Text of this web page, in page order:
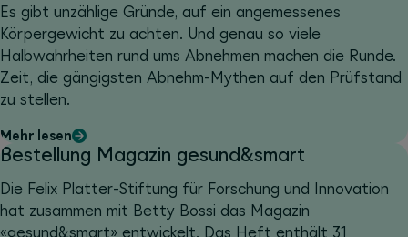
Es gibt unzählige Gründe, auf ein angemessenes
Körpergewicht zu achten. Und genau so viele
Halbwahrheiten rund ums Abnehmen machen die Runde.
Zeit, die gängigsten Abnehm-Mythen auf den Prüfstand
zu stellen.
Mehr lesen
Bestellung Magazin gesund&smart
Die Felix Platter-Stiftung für Forschung und Innovation
hat zusammen mit Betty Bossi das Magazin
«gesund&smart» entwickelt. Das Heft enthält 31